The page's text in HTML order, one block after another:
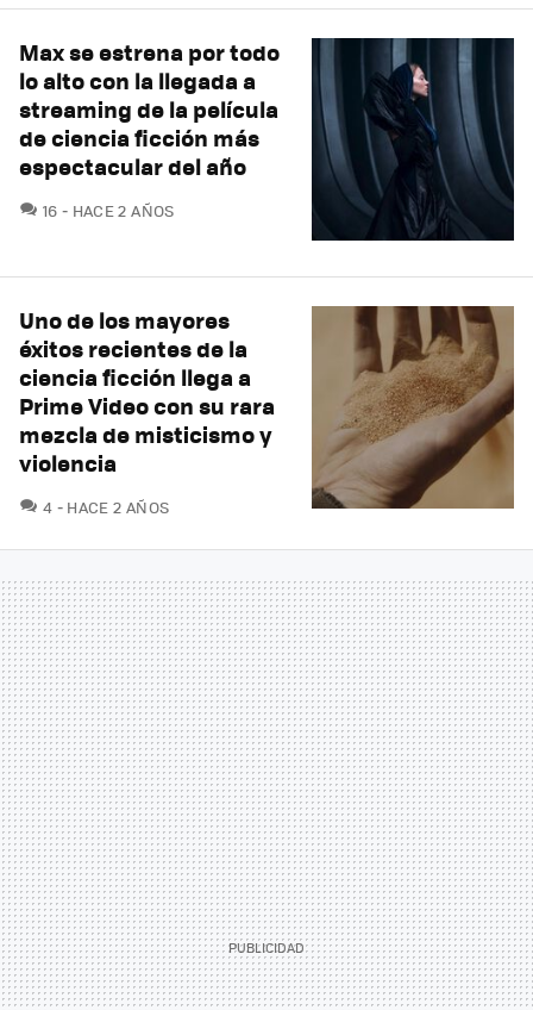
Max se estrena por todo
lo alto con la llegada a
streaming de la película
de ciencia ficción más
espectacular del año
16 COMENTARIOS
HACE 2 AÑOS
Uno de los mayores
éxitos recientes de la
ciencia ficción llega a
Prime Video con su rara
mezcla de misticismo y
violencia
4 COMENTARIOS
HACE 2 AÑOS